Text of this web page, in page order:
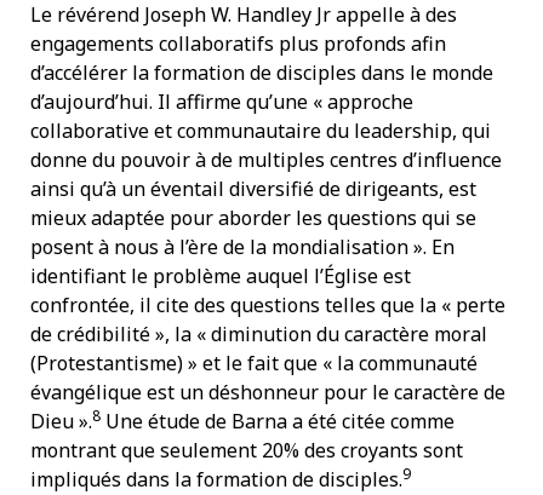
Le révérend Joseph W. Handley Jr appelle à des
engagements collaboratifs plus profonds afin
d’accélérer la formation de disciples dans le monde
d’aujourd’hui. Il affirme qu’une « approche
collaborative et communautaire du leadership, qui
donne du pouvoir à de multiples centres d’influence
ainsi qu’à un éventail diversifié de dirigeants, est
mieux adaptée pour aborder les questions qui se
posent à nous à l’ère de la mondialisation ». En
identifiant le problème auquel l’Église est
confrontée, il cite des questions telles que la « perte
de crédibilité », la « diminution du caractère moral
(Protestantisme) » et le fait que « la communauté
évangélique est un déshonneur pour le caractère de
Dieu ».8 Une étude de Barna a été citée comme
montrant que seulement 20% des croyants sont
impliqués dans la formation de disciples.9